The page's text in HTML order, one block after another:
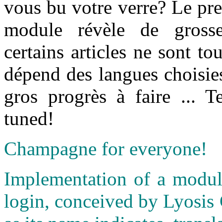
vous bu votre verre? Le
module révèle de
certains articles ne sont
dépend des langues
gros progrès à faire ...
tuned!
Champagne for everyone!
Implementation of a
login, conceived by Lyosis